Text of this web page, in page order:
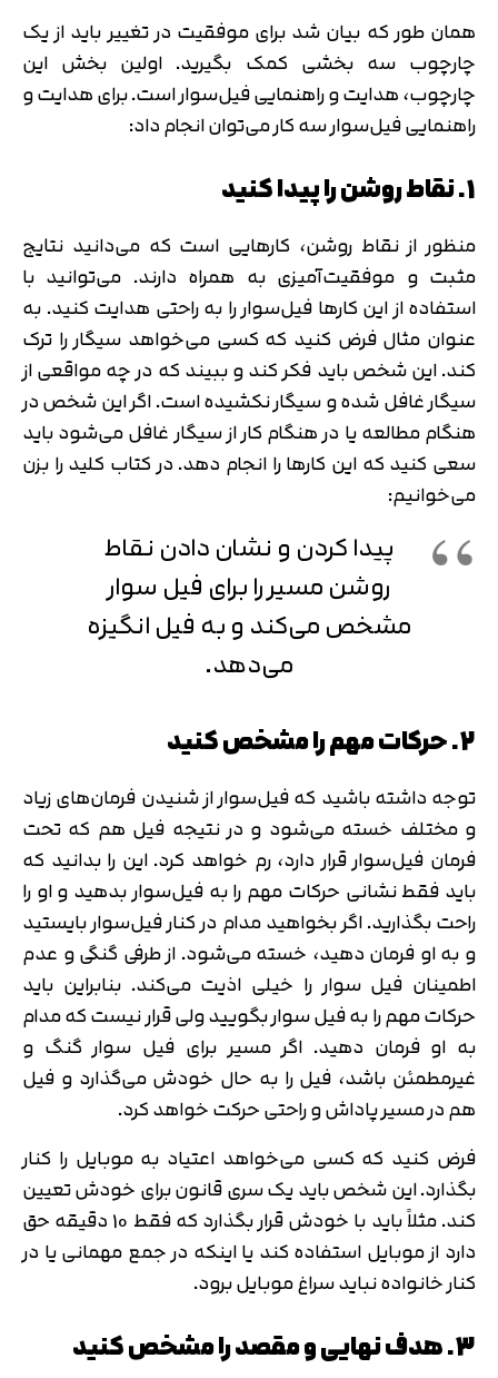
همان طور که بیان شد برای موفقیت در تغییر باید از یک
چارچوب سه بخشی کمک بگیرید. اولین بخش این
چارچوب، هدایت و راهنمایی فیل‌سوار است. برای هدایت و
راهنمایی فیل‌سوار سه کار می‌توان انجام داد:
1. نقاط روشن را پیدا کنید
منظور از نقاط روشن، کارهایی است که می‌دانید نتایج
مثبت و موفقیت‌آمیزی به همراه دارند. می‌توانید با
استفاده از این کارها فیل‌سوار را به راحتی هدایت کنید. به
عنوان مثال فرض کنید که کسی می‌خواهد سیگار را ترک
کند. این شخص باید فکر کند و ببیند که در چه مواقعی از
سیگار غافل شده و سیگار نکشیده است. اگر این شخص در
هنگام مطالعه یا در هنگام کار از سیگار غافل می‌شود باید
سعی کنید که این کارها را انجام دهد. در کتاب کلید را بزن
می‌خوانیم:
پیدا کردن و نشان دادن نقاط
روشن مسیر را برای فیل سوار
مشخص می‌کند و به فیل انگیزه
می‌دهد.
2. حرکات مهم را مشخص کنید
توجه داشته باشید که فیل‌سوار از شنیدن فرمان‌های زیاد
و مختلف خسته می‌شود و در نتیجه فیل هم که تحت
فرمان فیل‌سوار قرار دارد، رم خواهد کرد. این را بدانید که
باید فقط نشانی حرکات مهم را به فیل‌سوار بدهید و او را
راحت بگذارید. اگر بخواهید مدام در کنار فیل‌سوار بایستید
و به او فرمان دهید، خسته می‌شود. از طرفی گنگی و عدم
اطمینان فیل سوار را خیلی اذیت می‌کند. بنابراین باید
حرکات مهم را به فیل سوار بگویید ولی قرار نیست که مدام
به او فرمان دهید. اگر مسیر برای فیل سوار گنگ و
غیرمطمئن باشد، فیل را به حال خودش می‌گذارد و فیل
هم در مسیر پاداش و راحتی حرکت خواهد کرد.
فرض کنید که کسی می‌خواهد اعتیاد به موبایل را کنار
بگذارد. این شخص باید یک سری قانون برای خودش تعیین
کند. مثلاً باید با خودش قرار بگذارد که فقط 10 دقیقه حق
دارد از موبایل استفاده کند یا اینکه در جمع مهمانی یا در
کنار خانواده نباید سراغ موبایل برود.
3. هدف نهایی و مقصد را مشخص کنید